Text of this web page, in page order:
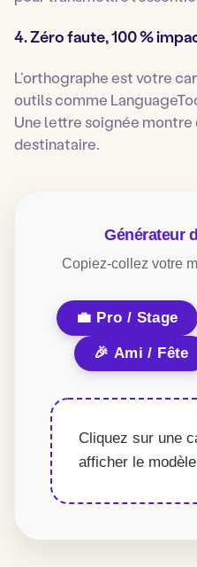
4. Zéro faute, 100 %
L’orthographe est votre
outils comme
Une lettre soignée
destinataire.
Générateur
Copiez-collez votre
💼 Pro / Stage
🎉 Ami / Fête
Cliquez sur une
afficher le